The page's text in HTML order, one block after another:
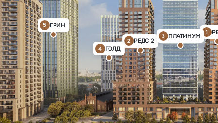
1
2 РЕДС 2
3 ПЛАТИНУМ
4 ГОЛД
5 ГРИН